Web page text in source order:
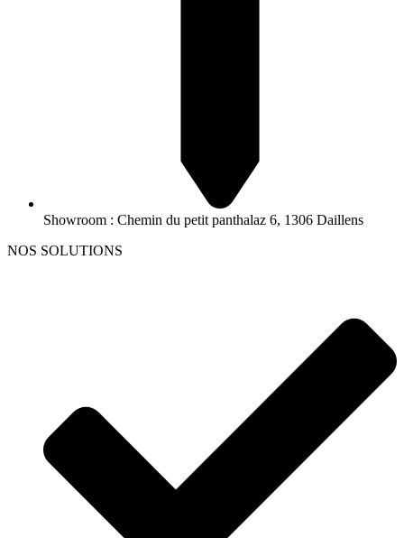
Showroom : Chemin du petit panthalaz 6, 1306 Daillens
NOS SOLUTIONS